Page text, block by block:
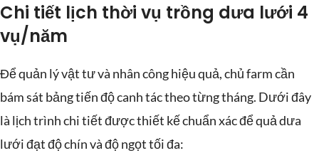
Chi tiết lịch thời vụ trồng dưa lưới 4
vụ/năm
Để quản lý vật tư và nhân công hiệu quả, chủ farm cần
bám sát bảng tiến độ canh tác theo từng tháng. Dưới đây
là lịch trình chi tiết được thiết kế chuẩn xác để quả dưa
lưới đạt độ chín và độ ngọt tối đa: